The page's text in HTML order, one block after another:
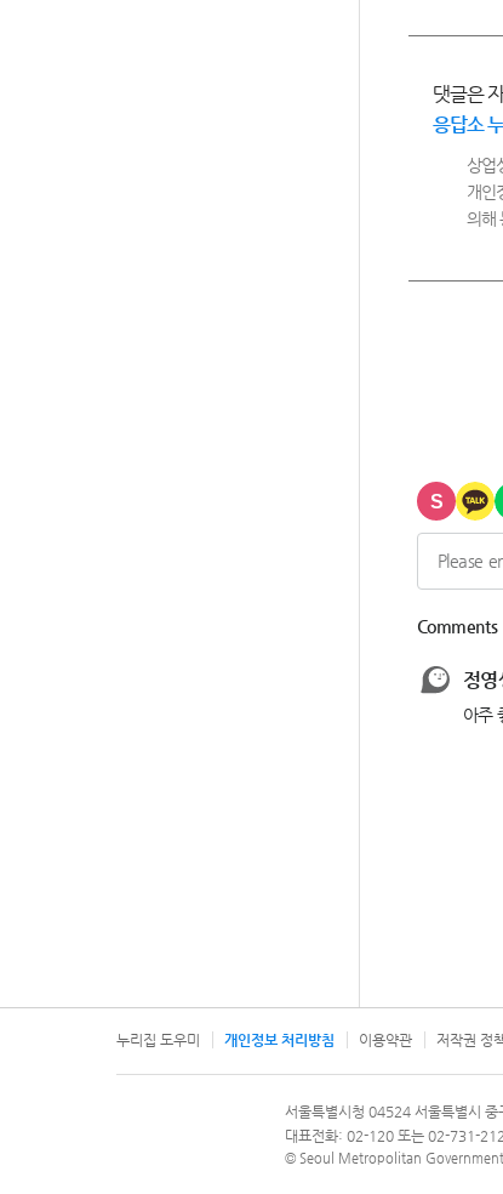
댓글은
응답소
상업
개인
의해
누리집 도우미 개인정보 처리방침 이용약관 저작권 정
문의 전화번호 120, 120 다산콜재단
서울특별시청 04524 서울특별시
대표전화: 02-120 또는 02-731-
© Seoul Metropolitan